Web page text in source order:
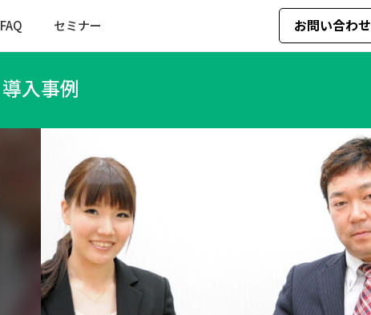
FAQ セミナー お問い合わせ
導入事例